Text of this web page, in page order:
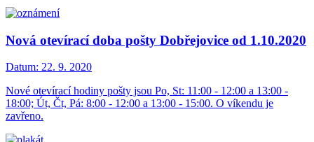
Nová otevírací doba pošty Dobřejovice od 1.10.2020
Datum: 22. 9. 2020
Nové otevírací hodiny pošty jsou Po, St: 11:00 - 12:00 a 13:00 -
18:00; Út, Čt, Pá: 8:00 - 12:00 a 13:00 - 15:00. O víkendu je
zavřeno.